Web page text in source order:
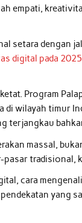
empati,
setara dengan
digital pada
Program
wilayah timur
terjangkau
massal,
pasar tradisional,
cara
yang